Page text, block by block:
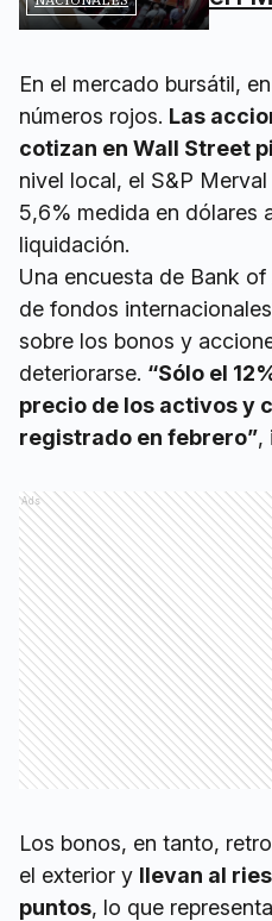
En el mercado bursátil,
números rojos. Las
cotizan en Wall Street
nivel local, el S&P
5,6% medida en dólares
liquidación.
Una encuesta de Bank
de fondos
sobre los bonos y
deteriorarse. “Sólo el
precio de los activos y
registrado en febrero”,
Ads
Los bonos, en tanto,
el exterior y llevan al
puntos, lo que